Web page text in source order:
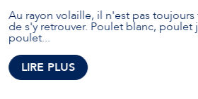
Au rayon volaille, il n'est pas toujours
de s'y retrouver. Poulet blanc, poulet
poulet...
LIRE PLUS